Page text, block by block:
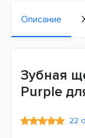
Описание
Зубная
Purple
22